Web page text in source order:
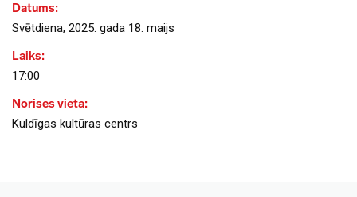
Datums:
Svētdiena, 2025. gada 18. maijs
Laiks:
17:00
Norises vieta:
Kuldīgas kultūras centrs